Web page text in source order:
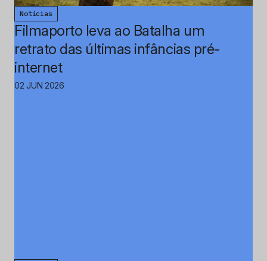
Notícias
Filmaporto leva ao Batalha um
retrato das últimas infâncias pré-
internet
02 JUN 2026